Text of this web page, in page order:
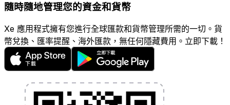
隨時隨地管理您的資金和貨幣
Xe 應用程式擁有您進行全球匯款和貨幣管理所需的一切。貨
幣兌換、匯率提醒、海外匯款，無任何隱藏費用。立即下載！